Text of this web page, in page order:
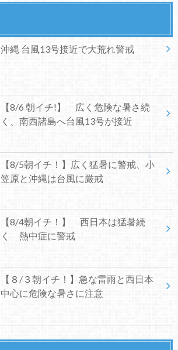
沖縄 台風13号接近で大荒れ警戒
【8/6 朝イチ!】 広く危険な暑さ続
く、南西諸島へ台風13号が接近
【8/5朝イチ！】広く猛暑に警戒、小
笠原と沖縄は台風に厳戒
【8/4朝イチ！】 西日本は猛暑続
く 熱中症に警戒
【８/３朝イチ！】急な雷雨と西日本
中心に危険な暑さに注意